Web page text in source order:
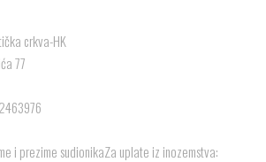
crkva-HK
77
i prezime sudionikaZa uplate iz inozemstva: